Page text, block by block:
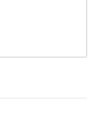
ービスへの
の配信